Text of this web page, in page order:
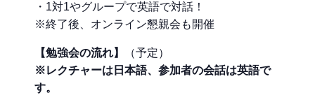
・1対1やグループで英語で対話！
※終了後、オンライン懇親会も開催
【勉強会の流れ】
（予定）
※レクチャーは日本語、参加者の会話は英語で
す。